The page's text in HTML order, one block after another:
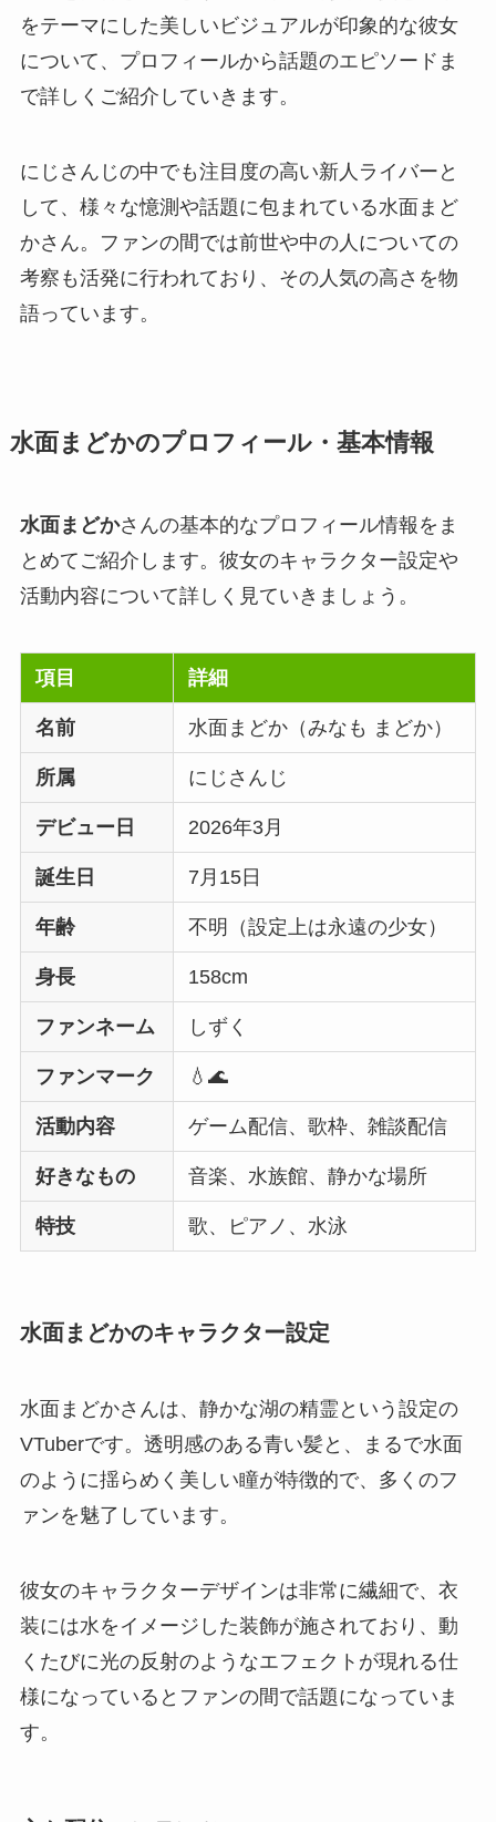
をテーマにした美しいビジュアルが印象的な彼女
について、プロフィールから話題のエピソードま
で詳しくご紹介していきます。
にじさんじの中でも注目度の高い新人ライバーと
して、様々な憶測や話題に包まれている水面まど
かさん。ファンの間では前世や中の人についての
考察も活発に行われており、その人気の高さを物
語っています。
水面まどかのプロフィール・基本情報
水面まどかさんの基本的なプロフィール情報をま
とめてご紹介します。彼女のキャラクター設定や
活動内容について詳しく見ていきましょう。
項目 詳細
名前 水面まどか（みなも まどか）
所属 にじさんじ
デビュー日 2026年3月
誕生日 7月15日
年齢 不明（設定上は永遠の少女）
身長 158cm
ファンネーム しずく
ファンマーク 💧🌊
活動内容 ゲーム配信、歌枠、雑談配信
好きなもの 音楽、水族館、静かな場所
特技 歌、ピアノ、水泳
水面まどかのキャラクター設定
水面まどかさんは、静かな湖の精霊という設定の
VTuberです。透明感のある青い髪と、まるで水面
のように揺らめく美しい瞳が特徴的で、多くのフ
ァンを魅了しています。
彼女のキャラクターデザインは非常に繊細で、衣
装には水をイメージした装飾が施されており、動
くたびに光の反射のようなエフェクトが現れる仕
様になっているとファンの間で話題になっていま
す。